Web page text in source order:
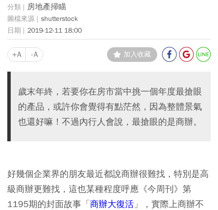
房地產掃瞄
shutterstock
2019-12-11 18:00
+A -A 加入收藏
歲末年終，若要你在房市當中挑一個年度最搶眼
的產品，或許你會覺得有點茫然，因為整體景氣
也還好嘛！不過內行人會說，最搶眼的是商辦。
好幾個企業界的朋友最近都說商辦很難找，特別是高
級商辦更難找，這也某種程度呼應《今周刊》第
1195期的封面故事「商辦大復活 」，實際上商辦不